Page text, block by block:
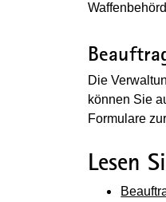
Die
können Sie
Formulare
Lesen